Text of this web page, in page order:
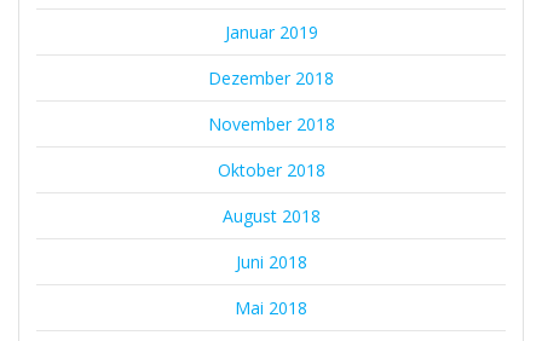
Januar 2019
Dezember 2018
November 2018
Oktober 2018
August 2018
Juni 2018
Mai 2018